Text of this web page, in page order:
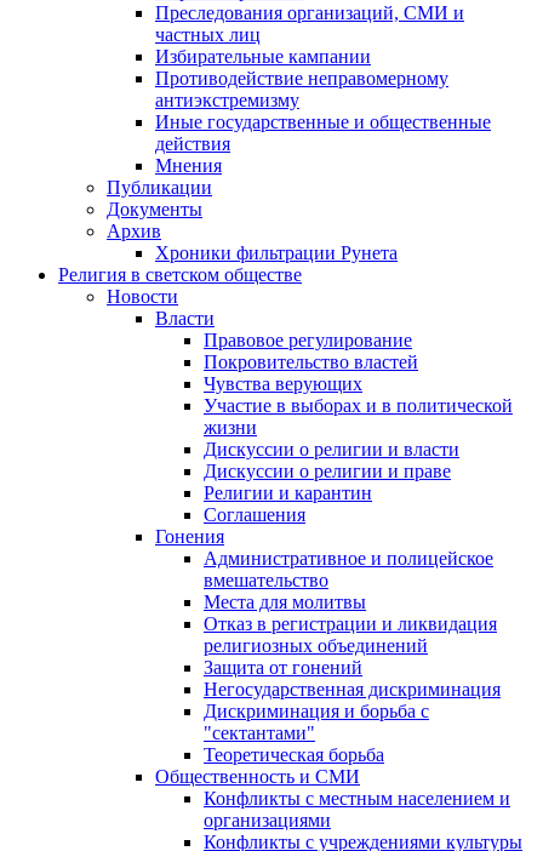
Преследования организаций, СМИ и
частных лиц
Избирательные кампании
Противодействие неправомерному
антиэкстремизму
Иные государственные и общественные
действия
Мнения
Публикации
Документы
Архив
Хроники фильтрации Рунета
Религия в светском обществе
Новости
Власти
Правовое регулирование
Покровительство властей
Чувства верующих
Участие в выборах и в политической
жизни
Дискуссии о религии и власти
Дискуссии о религии и праве
Религии и карантин
Соглашения
Гонения
Административное и полицейское
вмешательство
Места для молитвы
Отказ в регистрации и ликвидация
религиозных объединений
Защита от гонений
Негосударственная дискриминация
Дискриминация и борьба с
"сектантами"
Теоретическая борьба
Общественность и СМИ
Конфликты с местным населением и
организациями
Конфликты с учреждениями культуры